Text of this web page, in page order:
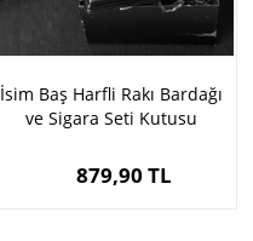
İsim Baş Harfli Rakı Bardağı
ve Sigara Seti Kutusu
879,90 TL